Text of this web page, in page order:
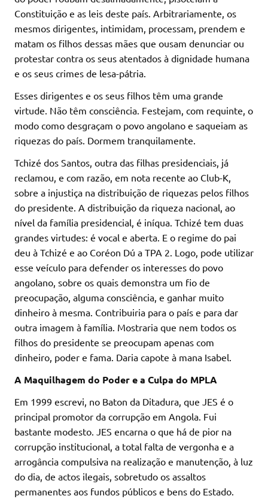
Constituição e as leis deste país. Arbitrariamente, os
mesmos dirigentes, intimidam, processam, prendem e
matam os filhos dessas mães que ousam denunciar ou
protestar contra os seus atentados à dignidade humana
e os seus crimes de lesa-pátria.
Esses dirigentes e os seus filhos têm uma grande
virtude. Não têm consciência. Festejam, com requinte, o
modo como desgraçam o povo angolano e saqueiam as
riquezas do país. Dormem tranquilamente.
Tchizé dos Santos, outra das filhas presidenciais, já
reclamou, e com razão, em nota recente ao Club-K,
sobre a injustiça na distribuição de riquezas pelos filhos
do presidente. A distribuição da riqueza nacional, ao
nível da família presidencial, é iníqua. Tchizé tem duas
grandes virtudes: é vocal e aberta. E o regime do pai
deu à Tchizé e ao Coréon Dú a TPA 2. Logo, pode utilizar
esse veículo para defender os interesses do povo
angolano, sobre os quais demonstra um fio de
preocupação, alguma consciência, e ganhar muito
dinheiro à mesma. Contribuiria para o país e para dar
outra imagem à família. Mostraria que nem todos os
filhos do presidente se preocupam apenas com
dinheiro, poder e fama. Daria capote à mana Isabel.
A Maquilhagem do Poder e a Culpa do MPLA
Em 1999 escrevi, no Baton da Ditadura, que JES é o
principal promotor da corrupção em Angola. Fui
bastante modesto. JES encarna o que há de pior na
corrupção institucional, a total falta de vergonha e a
arrogância compulsiva na realização e manutenção, à luz
do dia, de actos ilegais, sobretudo os assaltos
permanentes aos fundos públicos e bens do Estado.